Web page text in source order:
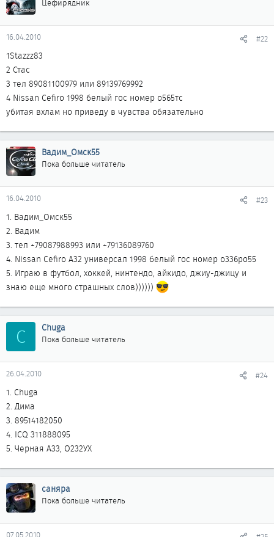
Цефирядник
16.04.2010 #22
1Stazzz83
2 Стас
3 тел 89081100979 или 89139769992
4 Nissan Cefiro 1998 белый гос номер о565тс
убитая вхлам но приведу в чувства обязательно
Вадим_Омск55
Пока больше читатель
16.04.2010 #23
1. Вадим_Омск55
2. Вадим
3. тел +79087988993 или +79136089760
4. Nissan Cefiro А32 универсал 1998 белый гос номер о336ро55
5. Играю в футбол, хоккей, нинтендо, айкидо, джиу-джицу и
знаю еще много страшных слов))))))
C Chuga
Пока больше читатель
26.04.2010 #24
1. Chuga
2. Дима
3. 89514182050
4. ICQ 311888095
5. Черная А33, О232УХ
саняра
Пока больше читатель